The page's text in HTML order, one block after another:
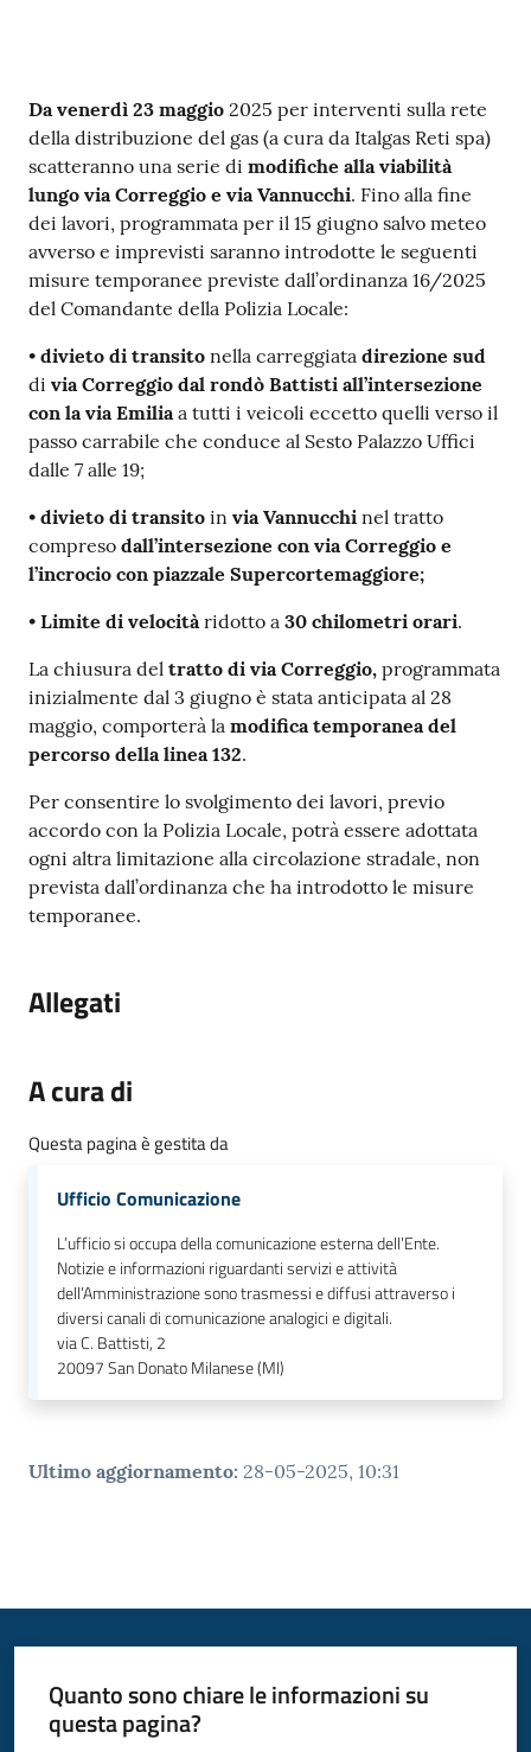
Contenuto
Da venerdì 23 maggio 2025 per interventi sulla rete
della distribuzione del gas (a cura da Italgas Reti spa)
scatteranno una serie di modifiche alla viabilità
lungo via Correggio e via Vannucchi. Fino alla fine
dei lavori, programmata per il 15 giugno salvo meteo
avverso e imprevisti saranno introdotte le seguenti
misure temporanee previste dall’ordinanza 16/2025
del Comandante della Polizia Locale:
• divieto di transito nella carreggiata direzione sud
di via Correggio dal rondò Battisti all’intersezione
con la via Emiliaa tutti i veicoli eccetto quelli verso il
passo carrabile che conduce al Sesto Palazzo Uffici
dalle 7 alle 19;
• divieto di transito in via Vannucchi nel tratto
compreso dall’intersezione con via Correggio e
l’incrocio con piazzale Supercortemaggiore;
• Limite di velocitàridotto a 30 chilometri orari.
La chiusura del tratto di via Correggio, programmata
inizialmente dal 3 giugno è stata anticipata al 28
maggio, comporterà la modifica temporanea del
percorso della linea 132.
Per consentire lo svolgimento dei lavori, previo
accordo con la Polizia Locale, potrà essere adottata
ogni altra limitazione alla circolazione stradale, non
prevista dall’ordinanza che ha introdotto le misure
temporanee.
Allegati
A cura di
Questa pagina è gestita da
Ufficio Comunicazione
L’ufficio si occupa della comunicazione esterna dell’Ente.
Notizie e informazioni riguardanti servizi e attività
dell’Amministrazione sono trasmessi e diffusi attraverso i
diversi canali di comunicazione analogici e digitali.
via C. Battisti, 2
20097San Donato Milanese (MI)
Ultimo aggiornamento: 28-05-2025, 10:31
Quanto sono chiare le informazioni su
questa pagina?